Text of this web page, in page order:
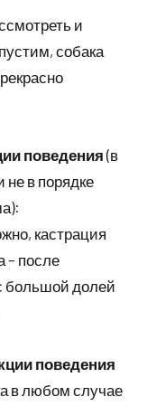
и
собака
поведения (в
не в порядке
кастрация
– после
большой долей
поведения
в любом случае